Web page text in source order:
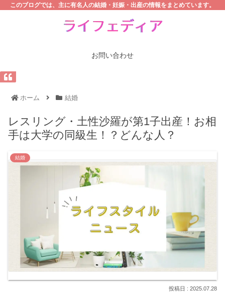
このブログでは、主に有名人の結婚・妊娠・出産の情報をまとめています。
お問い合わせ
ホーム 結婚
レスリング・土性沙羅が第1子出産！お相
手は大学の同級生！？どんな人？
結婚
2025.07.28